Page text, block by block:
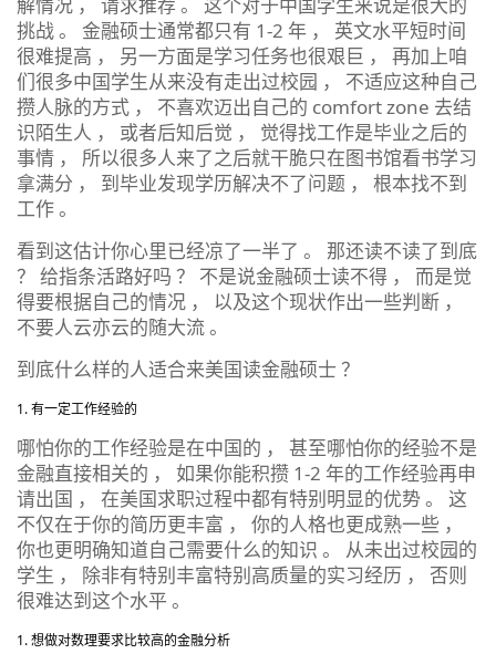
挑战 。 金融硕士通常都只有 1-2 年 ， 英文水平短时间
很难提高 ， 另一方面是学习任务也很艰巨 ， 再加上咱
们很多中国学生从来没有走出过校园 ， 不适应这种自己
攒人脉的方式 ， 不喜欢迈出自己的 comfort zone 去结
识陌生人 ， 或者后知后觉 ， 觉得找工作是毕业之后的
事情 ， 所以很多人来了之后就干脆只在图书馆看书学习
拿满分 ， 到毕业发现学历解决不了问题 ， 根本找不到
工作 。
看到这估计你心里已经凉了一半了 。 那还读不读了到底
？ 给指条活路好吗 ？ 不是说金融硕士读不得 ， 而是觉
得要根据自己的情况 ， 以及这个现状作出一些判断 ，
不要人云亦云的随大流 。
到底什么样的人适合来美国读金融硕士 ？
有一定工作经验的
哪怕你的工作经验是在中国的 ， 甚至哪怕你的经验不是
金融直接相关的 ， 如果你能积攒 1-2 年的工作经验再申
请出国 ， 在美国求职过程中都有特别明显的优势 。 这
不仅在于你的简历更丰富 ， 你的人格也更成熟一些 ，
你也更明确知道自己需要什么的知识 。 从未出过校园的
学生 ， 除非有特别丰富特别高质量的实习经历 ， 否则
很难达到这个水平 。
想做对数理要求比较高的金融分析